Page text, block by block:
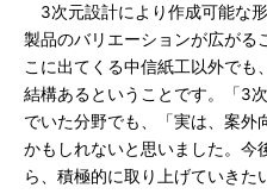
3次元設計により作成可能な
製品のバリエーションが広がる
こに出てくる中信紙工以外で
結構あるということです。「3
でいた分野でも、「実は、案外
かもしれないと思いました。今
ら、積極的に取り上げていきた